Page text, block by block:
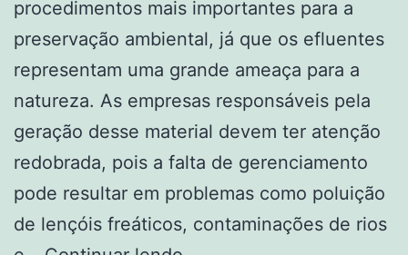
procedimentos mais importantes para a
preservação ambiental, já que os efluentes
representam uma grande ameaça para a
natureza. As empresas responsáveis pela
geração desse material devem ter atenção
redobrada, pois a falta de gerenciamento
pode resultar em problemas como poluição
de lençóis freáticos, contaminações de rios